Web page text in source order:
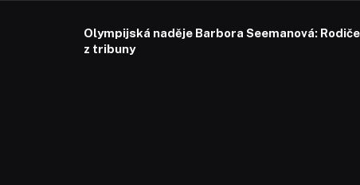
Olympijská naděje Barbora Seemanová:
z tribuny